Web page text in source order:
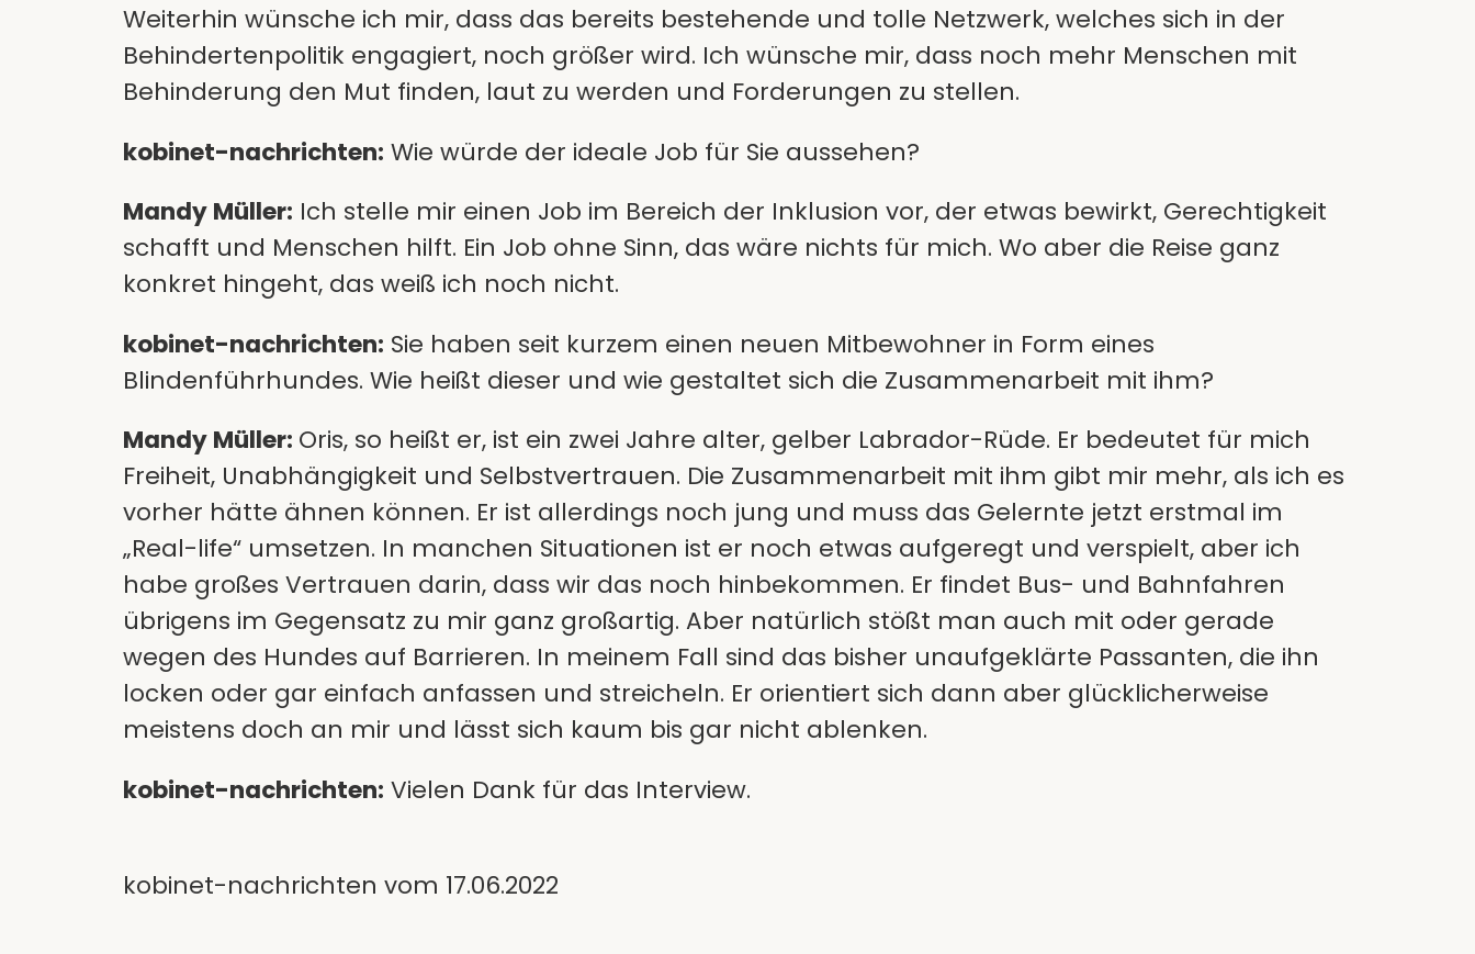
Weiterhin wünsche ich mir, dass das bereits bestehende und tolle Netzwerk, welches sich in der
Behindertenpolitik engagiert, noch größer wird. Ich wünsche mir, dass noch mehr Menschen mit
Behinderung den Mut finden, laut zu werden und Forderungen zu stellen.
kobinet-nachrichten: Wie würde der ideale Job für Sie aussehen?
Mandy Müller: Ich stelle mir einen Job im Bereich der Inklusion vor, der etwas bewirkt, Gerechtigkeit
schafft und Menschen hilft. Ein Job ohne Sinn, das wäre nichts für mich. Wo aber die Reise ganz
konkret hingeht, das weiß ich noch nicht.
kobinet-nachrichten: Sie haben seit kurzem einen neuen Mitbewohner in Form eines
Blindenführhundes. Wie heißt dieser und wie gestaltet sich die Zusammenarbeit mit ihm?
Mandy Müller: Oris, so heißt er, ist ein zwei Jahre alter, gelber Labrador-Rüde. Er bedeutet für mich
Freiheit, Unabhängigkeit und Selbstvertrauen. Die Zusammenarbeit mit ihm gibt mir mehr, als ich es
vorher hätte ähnen können. Er ist allerdings noch jung und muss das Gelernte jetzt erstmal im
„Real-life“ umsetzen. In manchen Situationen ist er noch etwas aufgeregt und verspielt, aber ich
habe großes Vertrauen darin, dass wir das noch hinbekommen. Er findet Bus- und Bahnfahren
übrigens im Gegensatz zu mir ganz großartig. Aber natürlich stößt man auch mit oder gerade
wegen des Hundes auf Barrieren. In meinem Fall sind das bisher unaufgeklärte Passanten, die ihn
locken oder gar einfach anfassen und streicheln. Er orientiert sich dann aber glücklicherweise
meistens doch an mir und lässt sich kaum bis gar nicht ablenken.
kobinet-nachrichten: Vielen Dank für das Interview.
kobinet-nachrichten vom 17.06.2022